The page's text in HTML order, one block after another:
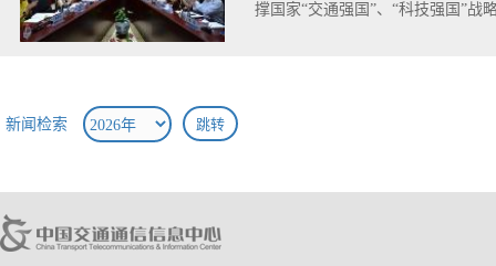
撑国家“交通强国”、“科技强国”战
新闻检索 跳转